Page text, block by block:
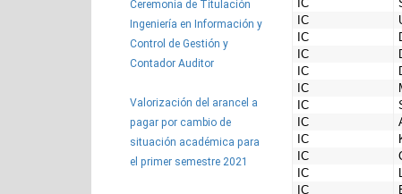
Ceremonia de Titulación
Ingeniería en Información y
Control de Gestión y
Contador Auditor
Valorización del arancel a
pagar por cambio de
situación académica para
el primer semestre 2021